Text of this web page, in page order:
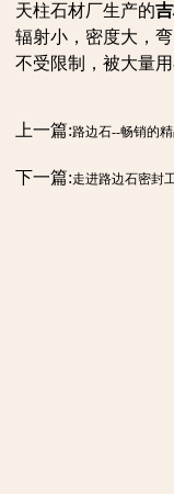
天柱石材厂生产的
辐射小，密度大，
不受限制，被大量
上一篇:路边石--畅销的
下一篇:走进路边石密封